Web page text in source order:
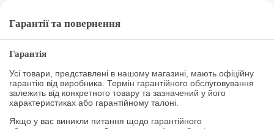
Гарантії та повернення
Гарантія
Усі товари, представлені в нашому магазині, мають офіційну
гарантію від виробника. Термін гарантійного обслуговування
залежить від конкретного товару та зазначений у його
характеристиках або гарантійному талоні.
Якщо у вас виникли питання щодо гарантійного